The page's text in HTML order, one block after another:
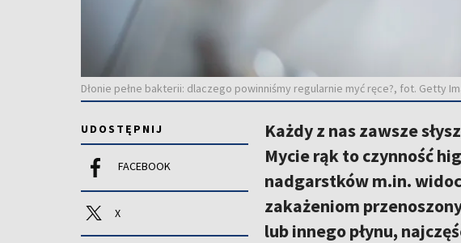
Dłonie pełne bakterii: dlaczego powinniśmy regularnie myć ręce?, fot. Getty
UDOSTĘPNIJ
FACEBOOK
X
Każdy z nas zawsze
Mycie rąk to czynność
nadgarstków m.in.
zakażeniom
lub innego płynu,